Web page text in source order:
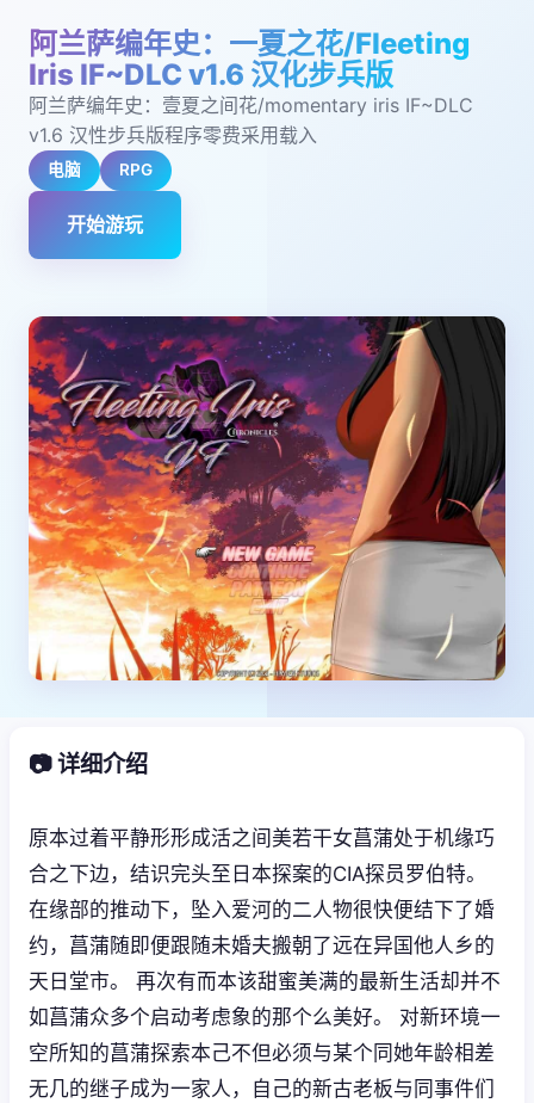
阿兰萨编年史：一夏之花/Fleeting
Iris IF~DLC v1.6 汉化步兵版
阿兰萨编年史：壹夏之间花/momentary iris IF~DLC
v1.6 汉性步兵版程序零费采用载入
电脑 RPG
开始游玩
📷 详细介绍
原本过着平静形形成活之间美若干女菖蒲处于机缘巧
合之下边，结识完头至日本探案的CIA探员罗伯特。
在缘部的推动下，坠入爱河的二人物很快便结下了婚
约，菖蒲随即便跟随未婚夫搬朝了远在异国他人乡的
天日堂市。 再次有而本该甜蜜美满的最新生活却并不
如菖蒲众多个启动考虑象的那个么美好。 对新环境一
空所知的菖蒲探索本己不但必须与某个同她年龄相差
无几的继子成为一家人，自己的新古老板与同事件们